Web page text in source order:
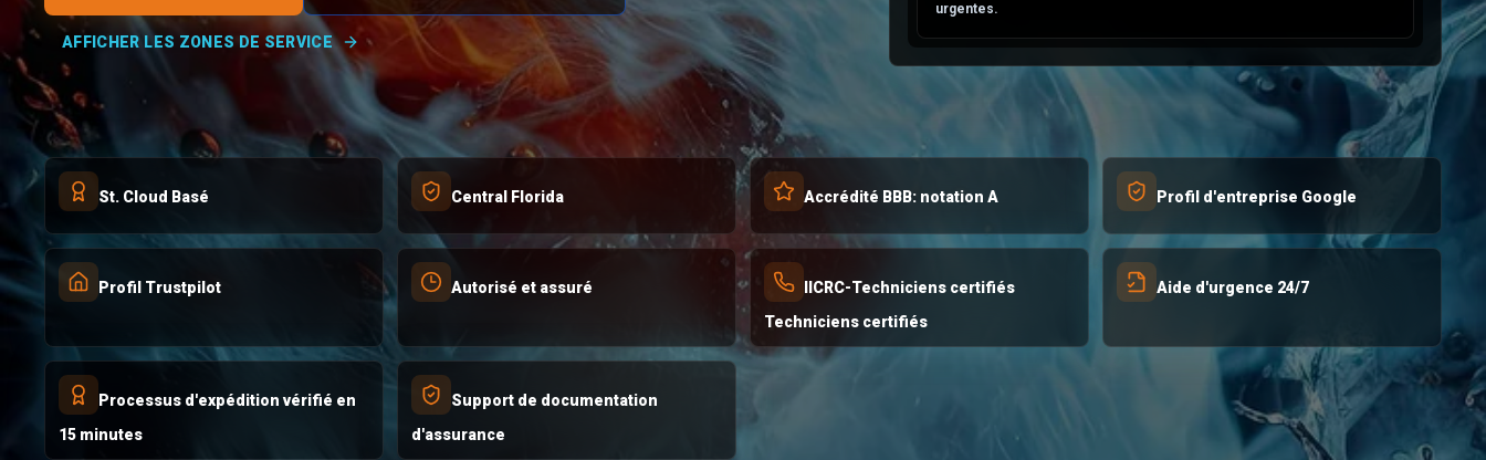
AFFICHER LES ZONES DE SERVICE
urgentes.
St. Cloud Basé Central Florida Accrédité BBB: notation A Profil d'entreprise Google
Profil Trustpilot Autorisé et assuré
IICRC-Techniciens certifiés
Techniciens certifiés
Aide d'urgence 24/7
Processus d'expédition vérifié en
15 minutes
Support de documentation
d'assurance